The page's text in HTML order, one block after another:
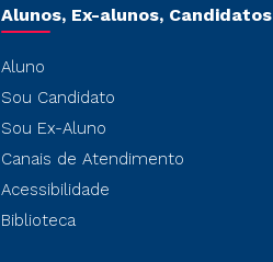
Alunos, Ex-alunos, Candidatos
Aluno
Sou Candidato
Sou Ex-Aluno
Canais de Atendimento
Acessibilidade
Biblioteca